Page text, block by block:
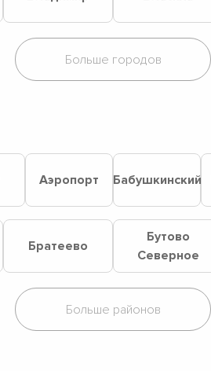
Аэропорт Бабушкинский
Братеево
Бутово
Северное